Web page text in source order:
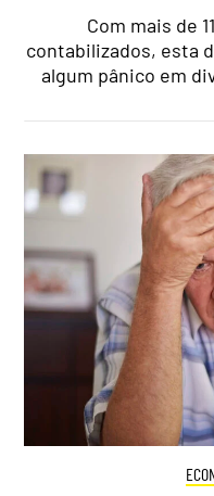
Com mais de
contabilizados, esta
algum pânico em